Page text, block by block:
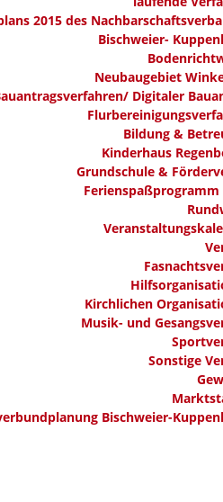
2015 des
Bischweier-
Neubaugebiet
Digitaler
Bildung &
Kinderhaus
Grundschule &
Ferienspaßprogramm
Kirchlichen
Musik- und
Sonstige
Bischweier-